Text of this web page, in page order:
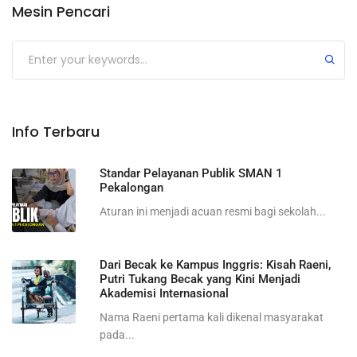
Mesin Pencari
Submit
Info Terbaru
Standar Pelayanan Publik SMAN 1
Pekalongan
Aturan ini menjadi acuan resmi bagi sekolah...
Dari Becak ke Kampus Inggris: Kisah Raeni,
Putri Tukang Becak yang Kini Menjadi
Akademisi Internasional
Nama Raeni pertama kali dikenal masyarakat
pada...